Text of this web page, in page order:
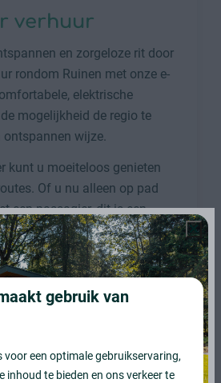
verhuur
en zorgeloze rit door
rondom Ruinen met onze e-
elektrische
mogelijkheid de regio te
wijze.
kunt u moeiteloos genieten
Of u nu alleen op pad
een passagier, dit is een
omgeving op een
manier te
gebruik van
voor een optimale gebruikservaring,
inhoud te bieden en ons verkeer te